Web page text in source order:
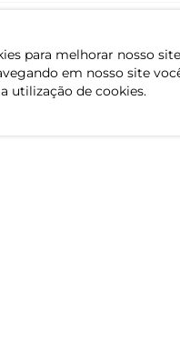
para melhorar nosso
em nosso site
utilização de cookies.